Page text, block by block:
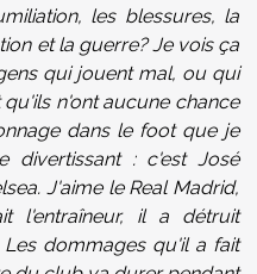
les blessures, la
et la guerre? Je vois ça
qui jouent mal, ou qui
n'ont aucune chance
dans le foot que je
divertissant : c'est José
J'aime le Real Madrid,
l'entraîneur, il a détruit
dommages qu'il a fait